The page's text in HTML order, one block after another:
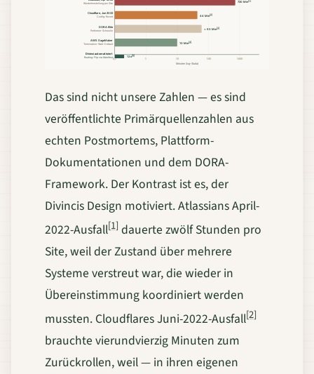
0,1
Minuten (log-Skala)
Wiederherstellung pro Site 720 Min[1]
Cloudflare, Jun 2022
Config-Revert 44 Min [2]
DORA Elite
Performer-Schwelle < 60 Min [3]
AWS SageMaker
Termination-Wait-Default 10 Min [4]
Divinci automatisiert
Routing-Flip via Manifest 12 s[5]
Das sind nicht unsere Zahlen — es sind
veröffentlichte Primärquellenzahlen aus
echten Postmortems, Plattform-
Dokumentationen und dem DORA-
Framework. Der Kontrast ist es, der
Divincis Design motiviert. Atlassians April-
2022-Ausfall[1] dauerte zwölf Stunden pro
Site, weil der Zustand über mehrere
Systeme verstreut war, die wieder in
Übereinstimmung koordiniert werden
mussten. Cloudflares Juni-2022-Ausfall[2]
brauchte vierundvierzig Minuten zum
Zurückrollen, weil — in ihren eigenen